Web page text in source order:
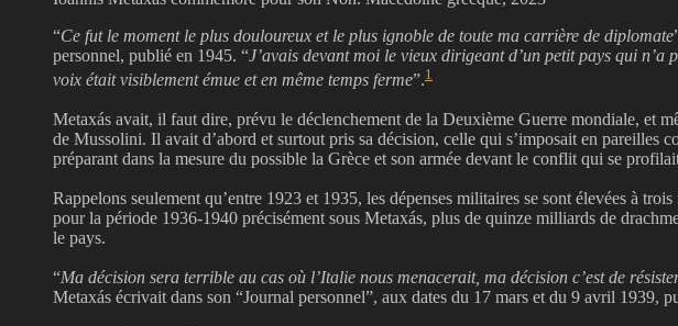
“Ce fut le moment le plus douloureux et le plus ignoble de toute ma carrière de diplomate
personnel, publié en 1945. “J’avais devant moi le vieux dirigeant d’un petit pays qui n’a
voix était visiblement émue et en même temps ferme”.1
Metaxás avait, il faut dire, prévu le déclenchement de la Deuxième Guerre mondiale, et
de Mussolini. Il avait d’abord et surtout pris sa décision, celle qui s’imposait en pareilles
préparant dans la mesure du possible la Grèce et son armée devant le conflit qui se
Rappelons seulement qu’entre 1923 et 1935, les dépenses militaires se sont élevées à
pour la période 1936-1940 précisément sous Metaxás, plus de quinze milliards de
le pays.
“Ma décision sera terrible au cas où l’Italie nous menacerait, ma décision c’est de
Metaxás écrivait dans son “Journal personnel”, aux dates du 17 mars et du 9 avril 1939,